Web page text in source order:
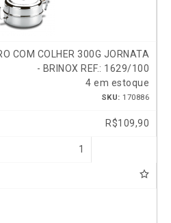
COM COLHER 300G JORNATA
- BRINOX REF.: 1629/100
4 em estoque
SKU: 170886
R$109,90
1